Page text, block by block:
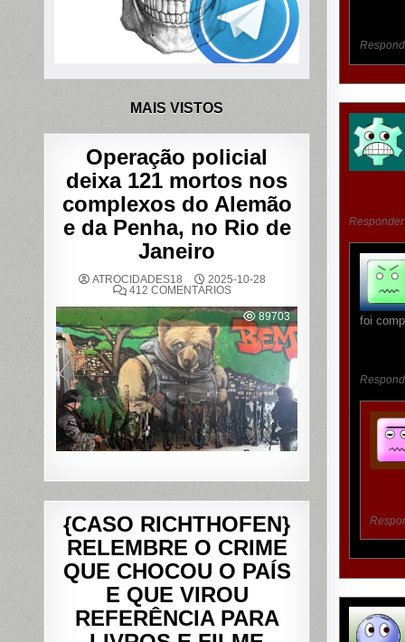
Responder
foi
MAIS VISTOS
Operação policial
deixa 121 mortos nos
complexos do Alemão
e da Penha, no Rio de
Janeiro
ATROCIDADES18
2025-10-28
412 COMENTÁRIOSEM
POLICIAL
DEIXA
121
MORTOS
NOS
COMPLEXOS
DO
ALEMÃO
E
DA
PENHA,
NO
RIO
DE
89703
{CASO RICHTHOFEN}
RELEMBRE O CRIME
QUE CHOCOU O PAÍS
E QUE VIROU
REFERÊNCIA PARA